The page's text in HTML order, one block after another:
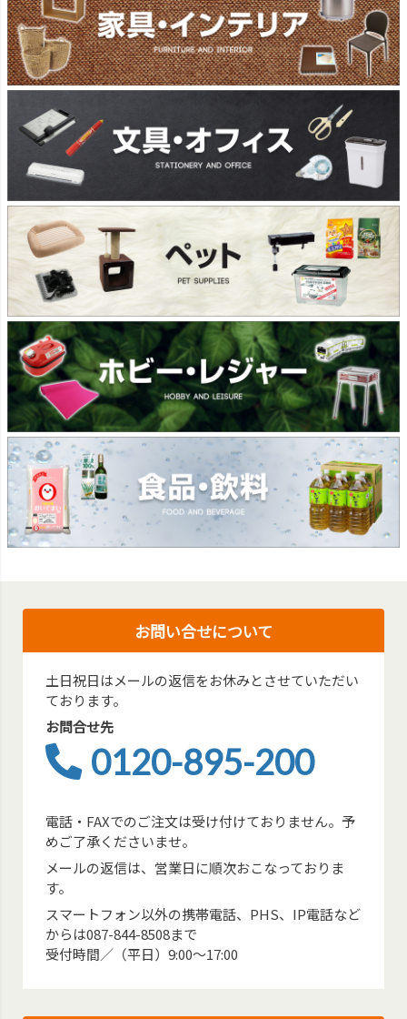
お問い合せについて
土日祝日はメールの返信をお休みとさせていただい
ております。
お問合せ先
0120-895-200
電話・FAXでのご注文は受け付けておりません。予
めご了承くださいませ。
メールの返信は、営業日に順次おこなっておりま
す。
スマートフォン以外の携帯電話、PHS、IP電話など
からは087-844-8508まで
受付時間／（平日）9:00～17:00